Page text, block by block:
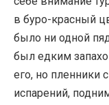
в буро-красный
было ни одной
был едким
его, но пленники
испарений,